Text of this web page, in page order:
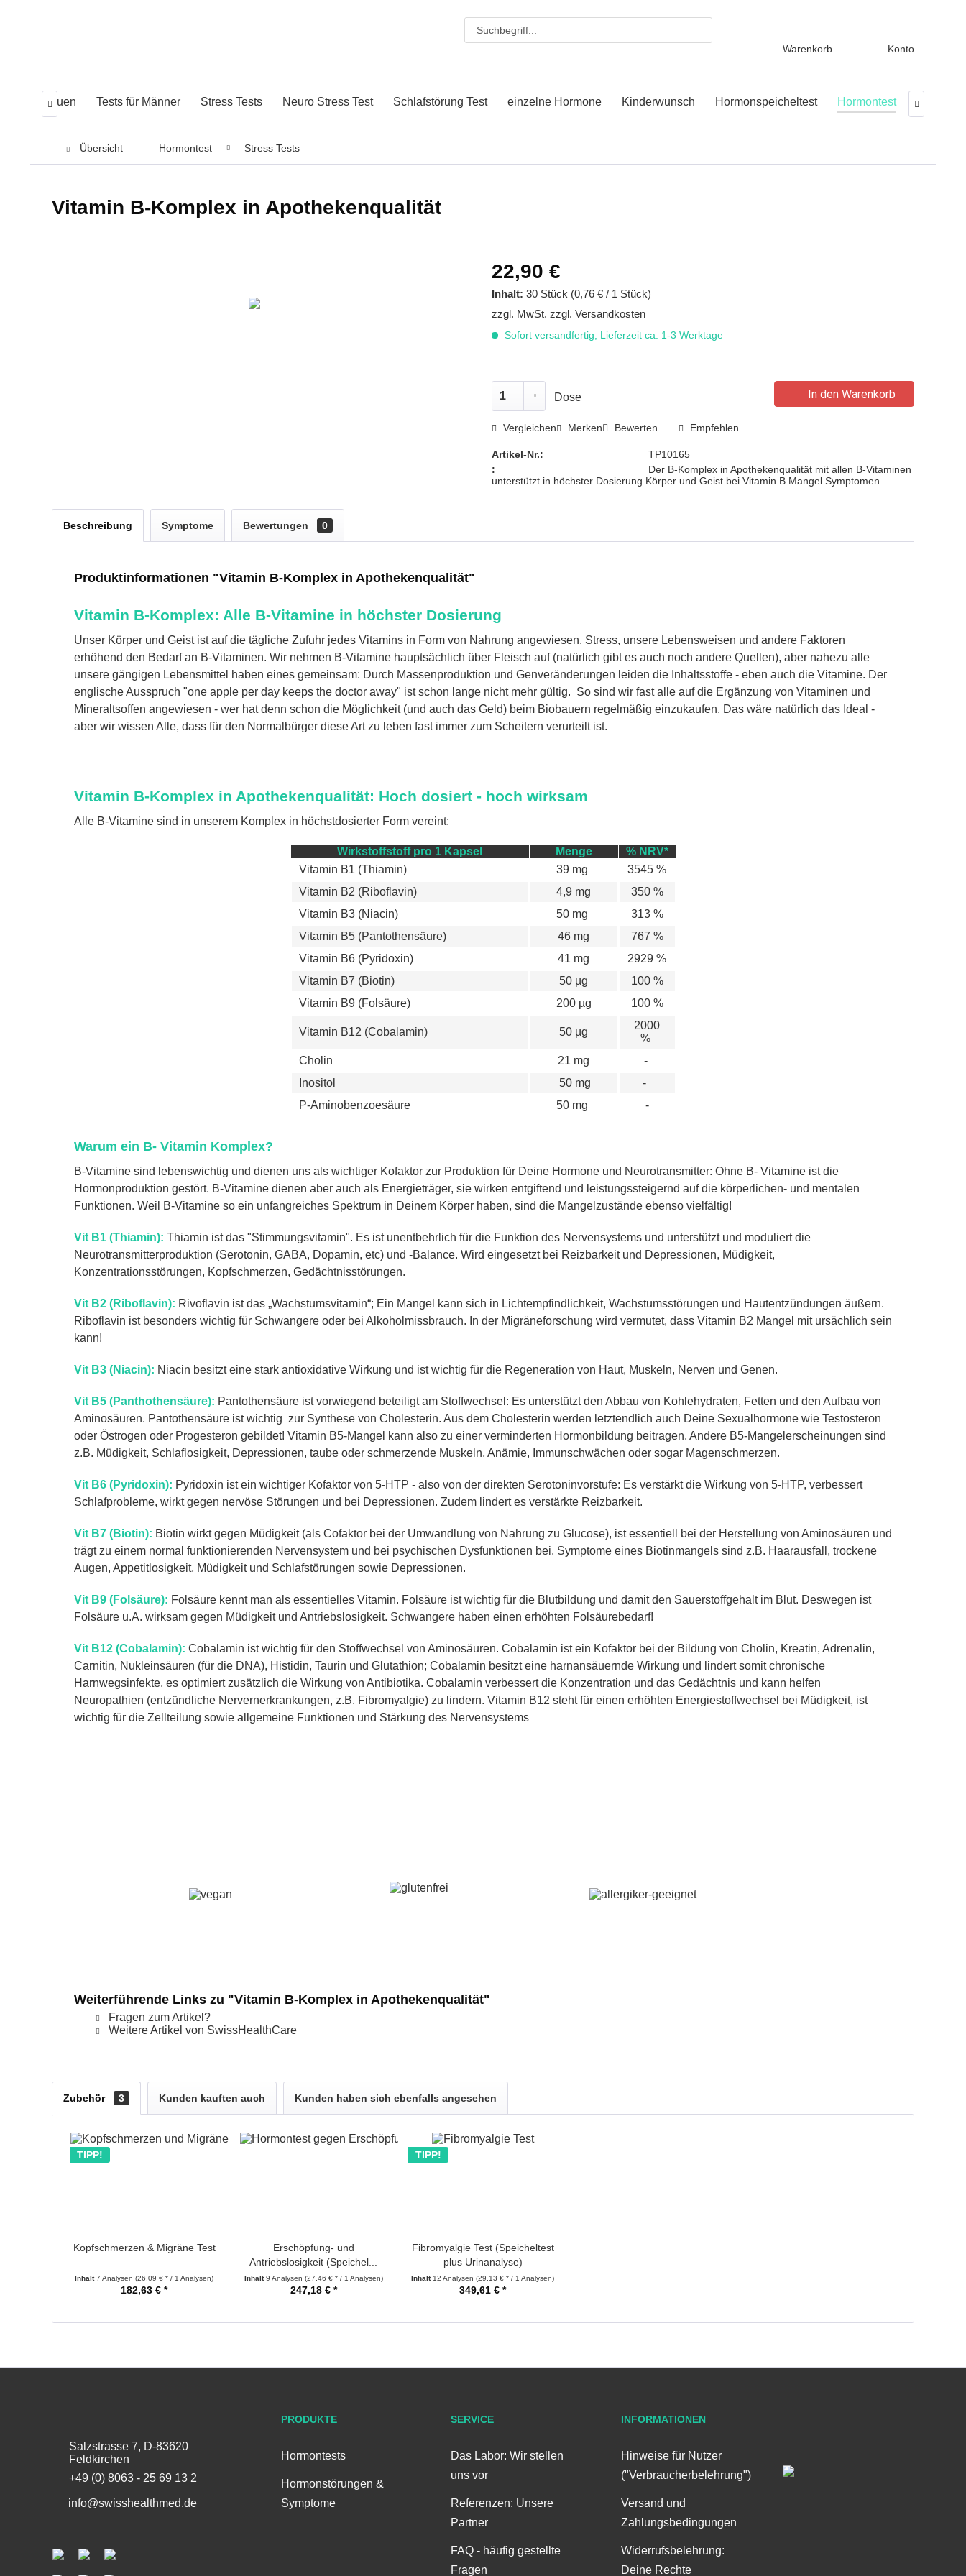
Warenkorb Konto
für Frauen Tests für Männer Stress Tests Neuro Stress Test Schlafstörung Test einzelne Hormone Kinderwunsch Hormonspeicheltest Hormontest
 
Übersicht Hormontest Stress Tests
Vitamin B-Komplex in Apothekenqualität
22,90 €
Inhalt: 30 Stück (0,76 € / 1 Stück)
zzgl. MwSt. zzgl. Versandkosten
Sofort versandfertig, Lieferzeit ca. 1-3 Werktage
Dose In den Warenkorb
Vergleichen Merken Bewerten Empfehlen
Artikel-Nr.:
TP10165
:
Der B-Komplex in Apothekenqualität mit allen B-Vitaminen
unterstützt in höchster Dosierung Körper und Geist bei Vitamin B Mangel Symptomen
Beschreibung Symptome Bewertungen 0
Produktinformationen "Vitamin B-Komplex in Apothekenqualität"
Vitamin B-Komplex: Alle B-Vitamine in höchster Dosierung
Unser Körper und Geist ist auf die tägliche Zufuhr jedes Vitamins in Form von Nahrung angewiesen. Stress, unsere Lebensweisen und andere Faktoren
erhöhend den Bedarf an B-Vitaminen. Wir nehmen B-Vitamine hauptsächlich über Fleisch auf (natürlich gibt es auch noch andere Quellen), aber nahezu alle
unsere gängigen Lebensmittel haben eines gemeinsam: Durch Massenproduktion und Genveränderungen leiden die Inhaltsstoffe - eben auch die Vitamine. Der
englische Ausspruch "one apple per day keeps the doctor away" ist schon lange nicht mehr gültig. So sind wir fast alle auf die Ergänzung von Vitaminen und
Mineraltsoffen angewiesen - wer hat denn schon die Möglichkeit (und auch das Geld) beim Biobauern regelmäßig einzukaufen. Das wäre natürlich das Ideal -
aber wir wissen Alle, dass für den Normalbürger diese Art zu leben fast immer zum Scheitern verurteilt ist.
Vitamin B-Komplex in Apothekenqualität: Hoch dosiert - hoch wirksam
Alle B-Vitamine sind in unserem Komplex in höchstdosierter Form vereint:
Wirkstoffstoff pro 1 Kapsel Menge
% NRV*
Vitamin B1 (Thiamin)
39 mg
3545 %
Vitamin B2 (Riboflavin)
4,9 mg
350 %
Vitamin B3 (Niacin)
50 mg
313 %
Vitamin B5 (Pantothensäure)
46 mg
767 %
Vitamin B6 (Pyridoxin)
41 mg
2929 %
Vitamin B7 (Biotin)
50 µg
100 %
Vitamin B9 (Folsäure)
200 µg 100 %
Vitamin B12 (Cobalamin) 50 µg
2000
%
Cholin
21 mg
-
Inositol
50 mg
-
P-Aminobenzoesäure
50 mg -
Warum ein B- Vitamin Komplex?
B-Vitamine sind lebenswichtig und dienen uns als wichtiger Kofaktor zur Produktion für Deine Hormone und Neurotransmitter: Ohne B- Vitamine ist die
Hormonproduktion gestört. B-Vitamine dienen aber auch als Energieträger, sie wirken entgiftend und leistungssteigernd auf die körperlichen- und mentalen
Funktionen. Weil B-Vitamine so ein unfangreiches Spektrum in Deinem Körper haben, sind die Mangelzustände ebenso vielfältig!
Vit B1 (Thiamin): Thiamin ist das "Stimmungsvitamin". Es ist unentbehrlich für die Funktion des Nervensystems und unterstützt und moduliert die
Neurotransmitterproduktion (Serotonin, GABA, Dopamin, etc) und -Balance. Wird eingesetzt bei Reizbarkeit und Depressionen, Müdigkeit,
Konzentrationsstörungen, Kopfschmerzen, Gedächtnisstörungen.
Vit B2 (Riboflavin): Rivoflavin ist das „Wachstumsvitamin“; Ein Mangel kann sich in Lichtempfindlichkeit, Wachstumsstörungen und Hautentzündungen äußern.
Riboflavin ist besonders wichtig für Schwangere oder bei Alkoholmissbrauch. In der Migräneforschung wird vermutet, dass Vitamin B2 Mangel mit ursächlich sein
kann!
Vit B3 (Niacin): Niacin besitzt eine stark antioxidative Wirkung und ist wichtig für die Regeneration von Haut, Muskeln, Nerven und Genen.
Vit B5 (Panthothensäure): Pantothensäure ist vorwiegend beteiligt am Stoffwechsel: Es unterstützt den Abbau von Kohlehydraten, Fetten und den Aufbau von
Aminosäuren. Pantothensäure ist wichtig zur Synthese von Cholesterin. Aus dem Cholesterin werden letztendlich auch Deine Sexualhormone wie Testosteron
oder Östrogen oder Progesteron gebildet! Vitamin B5-Mangel kann also zu einer verminderten Hormonbildung beitragen. Andere B5-Mangelerscheinungen sind
z.B. Müdigkeit, Schlaflosigkeit, Depressionen, taube oder schmerzende Muskeln, Anämie, Immunschwächen oder sogar Magenschmerzen.
Vit B6 (Pyridoxin): Pyridoxin ist ein wichtiger Kofaktor von 5-HTP - also von der direkten Serotoninvorstufe: Es verstärkt die Wirkung von 5-HTP, verbessert
Schlafprobleme, wirkt gegen nervöse Störungen und bei Depressionen. Zudem lindert es verstärkte Reizbarkeit.
Vit B7 (Biotin): Biotin wirkt gegen Müdigkeit (als Cofaktor bei der Umwandlung von Nahrung zu Glucose), ist essentiell bei der Herstellung von Aminosäuren und
trägt zu einem normal funktionierenden Nervensystem und bei psychischen Dysfunktionen bei. Symptome eines Biotinmangels sind z.B. Haarausfall, trockene
Augen, Appetitlosigkeit, Müdigkeit und Schlafstörungen sowie Depressionen.
Vit B9 (Folsäure): Folsäure kennt man als essentielles Vitamin. Folsäure ist wichtig für die Blutbildung und damit den Sauerstoffgehalt im Blut. Deswegen ist
Folsäure u.A. wirksam gegen Müdigkeit und Antriebslosigkeit. Schwangere haben einen erhöhten Folsäurebedarf!
Vit B12 (Cobalamin): Cobalamin ist wichtig für den Stoffwechsel von Aminosäuren. Cobalamin ist ein Kofaktor bei der Bildung von Cholin, Kreatin, Adrenalin,
Carnitin, Nukleinsäuren (für die DNA), Histidin, Taurin und Glutathion; Cobalamin besitzt eine harnansäuernde Wirkung und lindert somit chronische
Harnwegsinfekte, es optimiert zusätzlich die Wirkung von Antibiotika. Cobalamin verbessert die Konzentration und das Gedächtnis und kann helfen
Neuropathien (entzündliche Nervernerkrankungen, z.B. Fibromyalgie) zu lindern. Vitamin B12 steht für einen erhöhten Energiestoffwechsel bei Müdigkeit, ist
wichtig für die Zellteilung sowie allgemeine Funktionen und Stärkung des Nervensystems
Weiterführende Links zu "Vitamin B-Komplex in Apothekenqualität"
Fragen zum Artikel?
Weitere Artikel von SwissHealthCare
Zubehör 3 Kunden kauften auch Kunden haben sich ebenfalls angesehen
TIPP!
Kopfschmerzen & Migräne Test
Inhalt7 Analysen(26,09 € * / 1 Analysen)
182,63 € *
Erschöpfung- und
Antriebslosigkeit (Speichel...
Inhalt9 Analysen (27,46 € * / 1 Analysen)
247,18 € *
TIPP!
Fibromyalgie Test (Speicheltest
plus Urinanalyse)
Inhalt 12 Analysen(29,13 € * / 1 Analysen)
349,61 € *
Salzstrasse 7, D-83620
Feldkirchen
+49 (0) 8063 - 25 69 13 2
info@swisshealthmed.de
PRODUKTE
Hormontests
Hormonstörungen &
Symptome
SERVICE
Das Labor: Wir stellen
uns vor
Referenzen: Unsere
Partner
FAQ - häufig gestellte
Fragen
INFORMATIONEN
Hinweise für Nutzer
("Verbraucherbelehrung")
Versand und
Zahlungsbedingungen
Widerrufsbelehrung:
Deine Rechte